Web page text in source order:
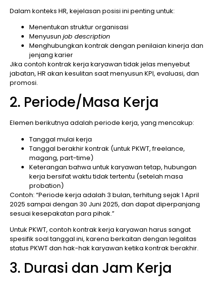
Dalam konteks HR, kejelasan posisi ini penting untuk:
Menentukan struktur organisasi
Menyusun job description
Menghubungkan kontrak dengan penilaian kinerja dan
jenjang karier
Jika contoh kontrak kerja karyawan tidak jelas menyebut
jabatan, HR akan kesulitan saat menyusun KPI, evaluasi, dan
promosi.
2. Periode/Masa Kerja
Elemen berikutnya adalah periode kerja, yang mencakup:
Tanggal mulai kerja
Tanggal berakhir kontrak (untuk PKWT, freelance,
magang, part-time)
Keterangan bahwa untuk karyawan tetap, hubungan
kerja bersifat waktu tidak tertentu (setelah masa
probation)
Contoh: “Periode kerja adalah 3 bulan, terhitung sejak 1 April
2025 sampai dengan 30 Juni 2025, dan dapat diperpanjang
sesuai kesepakatan para pihak.”
Untuk PKWT, contoh kontrak kerja karyawan harus sangat
spesifik soal tanggal ini, karena berkaitan dengan legalitas
status PKWT dan hak-hak karyawan ketika kontrak berakhir.
3. Durasi dan Jam Kerja